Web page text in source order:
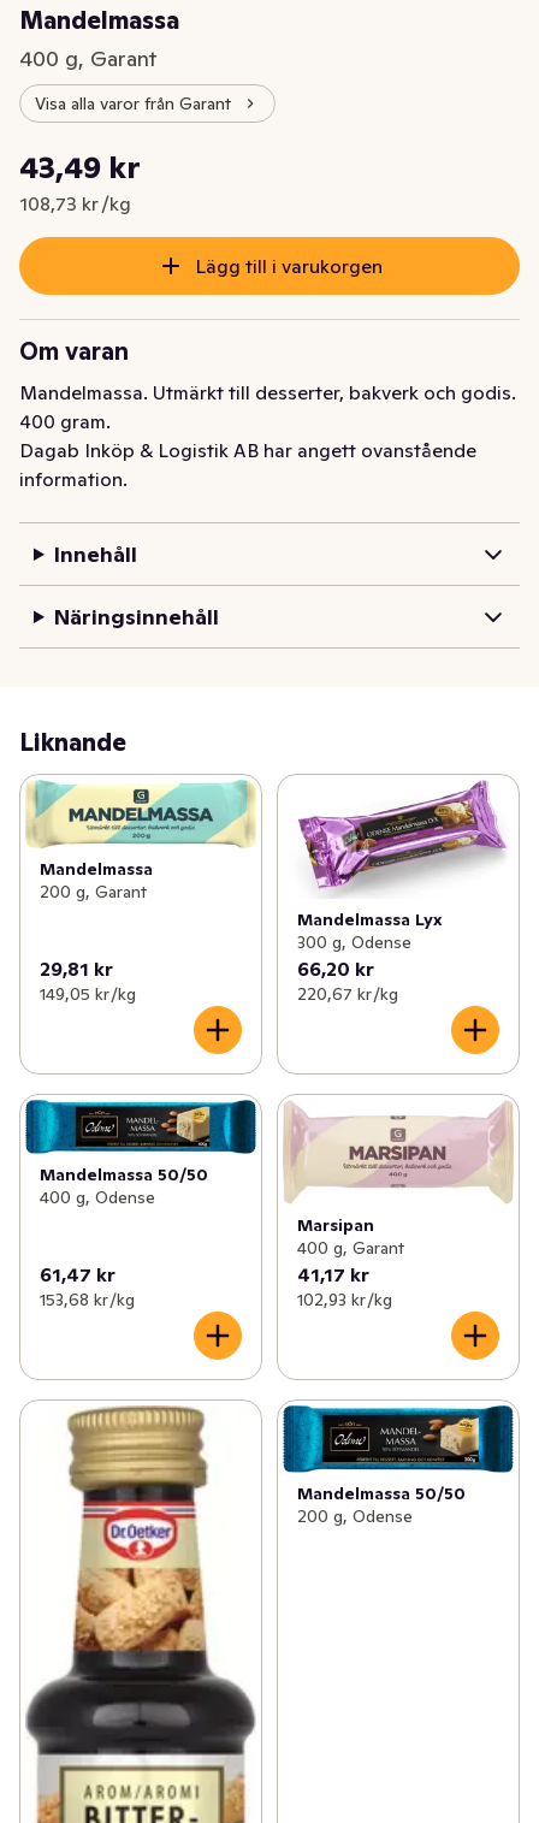
Mandelmassa
400 g, Garant
Visa alla varor från Garant
Nuvarande pris är: 43,49 kr
43,49 kr
108,73 kr /kg
Styckpris: 108,73 kr /kg
Lägg till i varukorgen
Om varan
Mandelmassa. Utmärkt till desserter, bakverk och godis.
400 gram.
Dagab Inköp & Logistik AB har angett ovanstående
information.
Innehåll
Näringsinnehåll
Liknande
Mandelmassa
200 g, Garant
29,81 kr
149,05 kr /kg
Mandelmassa Lyx
300 g, Odense
66,20 kr
220,67 kr /kg
Mandelmassa 50/50
400 g, Odense
61,47 kr
153,68 kr /kg
Marsipan
400 g, Garant
41,17 kr
102,93 kr /kg
Mandelmassa 50/50
200 g, Odense